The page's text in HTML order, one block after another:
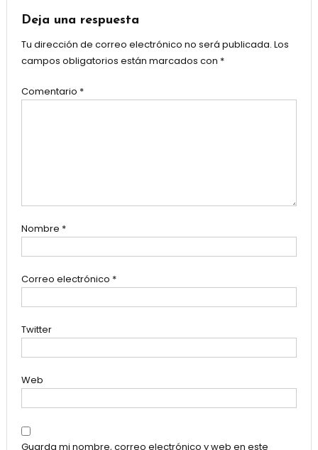
Deja una respuesta
Tu dirección de correo electrónico no será publicada. Los
campos obligatorios están marcados con *
Comentario *
Nombre *
Correo electrónico *
Twitter
Web
Guarda mi nombre, correo electrónico y web en este